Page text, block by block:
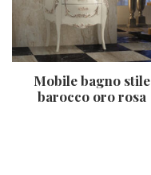
Mobile bagno stile
barocco oro rosa